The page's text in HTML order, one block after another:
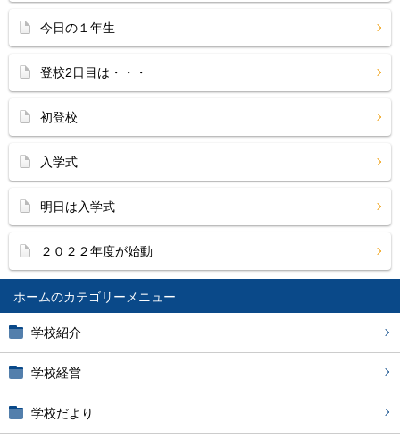
ホーム
学校紹介
学校経営
学校だより
今日の１年生
登校2日目は・・・
初登校
入学式
明日は入学式
２０２２年度が始動